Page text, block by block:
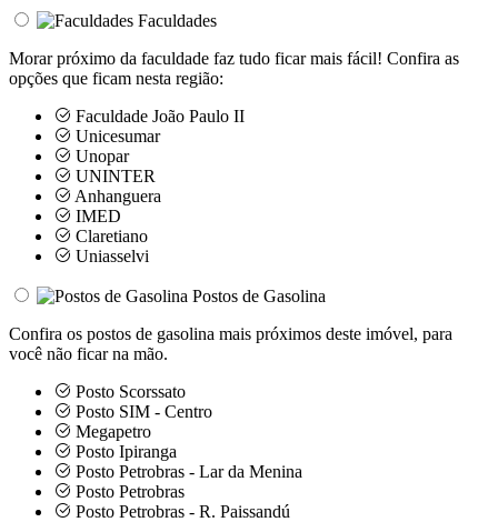
Faculdades
Morar próximo da faculdade faz tudo ficar mais fácil! Confira as
opções que ficam nesta região:
Faculdade João Paulo II
Unicesumar
Unopar
UNINTER
Anhanguera
IMED
Claretiano
Uniasselvi
Postos de Gasolina
Confira os postos de gasolina mais próximos deste imóvel, para
você não ficar na mão.
Posto Scorssato
Posto SIM - Centro
Megapetro
Posto Ipiranga
Posto Petrobras - Lar da Menina
Posto Petrobras
Posto Petrobras - R. Paissandú